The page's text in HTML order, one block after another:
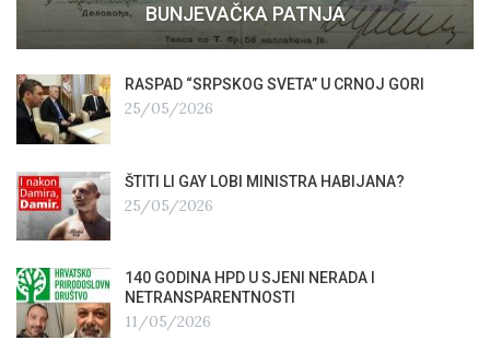
BUNJEVAČKA PATNJA
RASPAD “SRPSKOG SVETA” U CRNOJ GORI
25/05/2026
ŠTITI LI GAY LOBI MINISTRA HABIJANA?
25/05/2026
140 GODINA HPD U SJENI NERADA I
NETRANSPARENTNOSTI
11/05/2026